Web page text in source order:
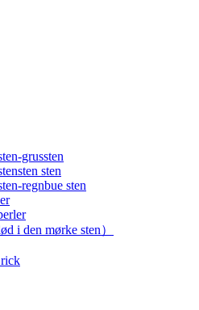
grussten
sten
regnbue sten
i den mørke sten）